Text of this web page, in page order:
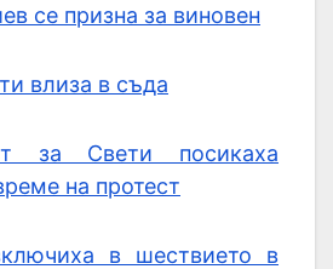
се призна за виновен
влиза в съда
за Свети посикаха
на протест
в шествието в